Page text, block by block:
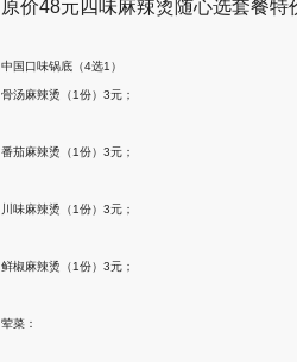
原价48元四味麻辣烫随心选套餐特
中国口味锅底（4选1）
骨汤麻辣烫（1份）3元；
番茄麻辣烫（1份）3元；
川味麻辣烫（1份）3元；
鲜椒麻辣烫（1份）3元；
荤菜：